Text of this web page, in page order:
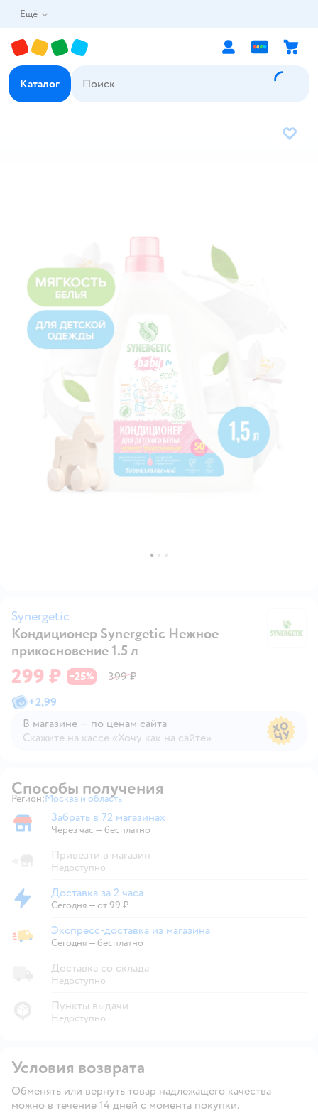
Ещё
Каталог
В
Synergetic
Кондиционер Synergetic Нежное
прикосновение 1.5 л
299 ₽ −25%
399 ₽
+2,99
В магазине — по ценам сайта
Скажите на кассе «Хочу как на сайте»
Способы получения
Регион: Выбор адреса доставки.
Москва и область
Забрать в магазине
Забрать в 72 магазинах
Через час — бесплатно
Привезти в магазин
Недоступно
Доставка за 2 часа
Доставка за 2 часа
Сегодня—от 99 ₽
Экспресс-доставка из магазина
Экспресс-доставка из магазина
Сегодня—бесплатно
Доставка со склада
Недоступно
Пункты выдачи
Недоступно
Условия возврата
Обменять или вернуть товар надлежащего качества
можно в течение 14 дней с момента покупки.